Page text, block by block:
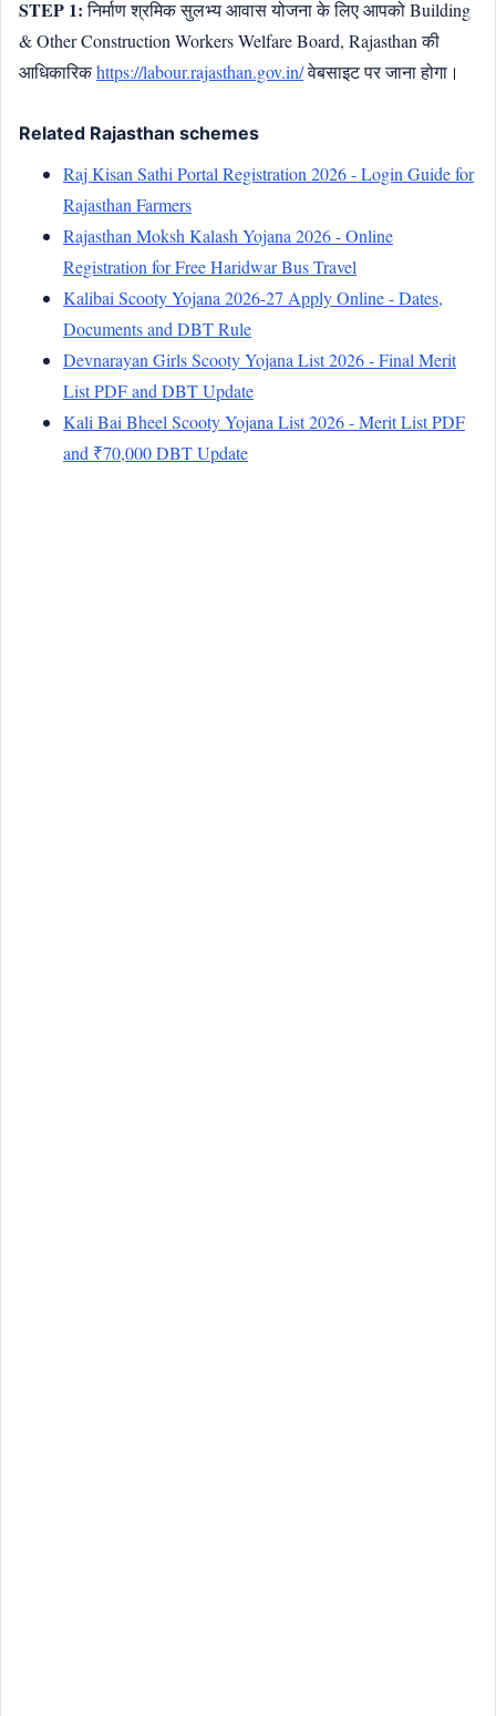
STEP 1:निर्माण श्रमिक सुलभ्य आवास योजना के लिए आपको Building
& Other Construction Workers Welfare Board, Rajasthan की
आधिकारिकhttps://labour.rajasthan.gov.in/वेबसाइट पर जाना होगा।
Related Rajasthan schemes
Raj Kisan Sathi Portal Registration 2026 - Login Guide for
Rajasthan Farmers
Rajasthan Moksh Kalash Yojana 2026 - Online
Registration for Free Haridwar Bus Travel
Kalibai Scooty Yojana 2026-27 Apply Online - Dates,
Documents and DBT Rule
Devnarayan Girls Scooty Yojana List 2026 - Final Merit
List PDF and DBT Update
Kali Bai Bheel Scooty Yojana List 2026 - Merit List PDF
and ₹70,000 DBT Update